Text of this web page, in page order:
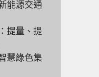
能源交通
提量、提
慧綠色集